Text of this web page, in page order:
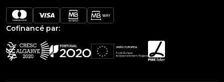
Cofinancé par: